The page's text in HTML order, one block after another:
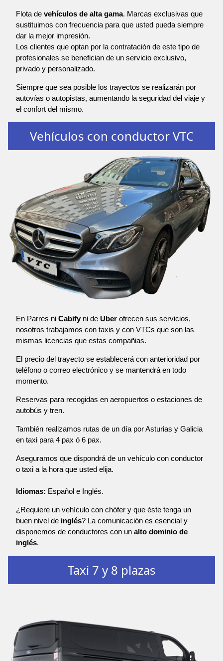
Flota de vehículos de alta gama. Marcas exclusivas que
sustituimos con frecuencia para que usted pueda siempre
dar la mejor impresión.
Los clientes que optan por la contratación de este tipo de
profesionales se benefician de un servicio exclusivo,
privado y personalizado.
Siempre que sea posible los trayectos se realizarán por
autovías o autopistas, aumentando la seguridad del viaje y
el confort del mismo.
Vehículos con conductor VTC
En Parres ni Cabify ni de Uber ofrecen sus servicios,
nosotros trabajamos con taxis y con VTCs que son las
mismas licencias que estas compañias.
El precio del trayecto se establecerá con anterioridad por
teléfono o correo electrónico y se mantendrá en todo
momento.
Reservas para recogidas en aeropuertos o estaciones de
autobús y tren.
También realizamos rutas de un día por Asturias y Galicia
en taxi para 4 pax ó 6 pax.
Aseguramos que dispondrá de un vehículo con conductor
o taxi a la hora que usted elija.
Idiomas: Español e Inglés.
¿Requiere un vehículo con chófer y que éste tenga un
buen nivel de inglés? La comunicación es esencial y
disponemos de conductores con un alto dominio de
inglés.
Taxi 7 y 8 plazas